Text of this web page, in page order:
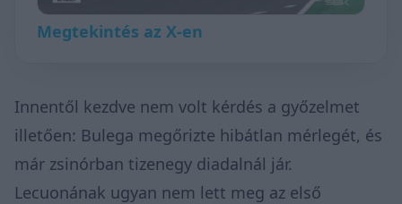
Megtekintés az X-en
Innentől kezdve nem volt kérdés a győzelmet
illetően: Bulega megőrizte hibátlan mérlegét, és
már zsinórban tizenegy diadalnál jár.
Lecuonának ugyan nem lett meg az első